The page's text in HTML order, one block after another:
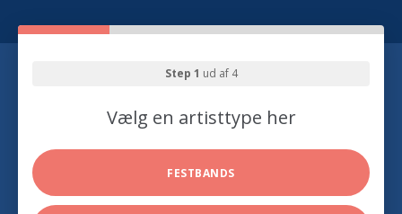
Step 1 ud af 4
Vælg en artisttype her
FESTBANDS